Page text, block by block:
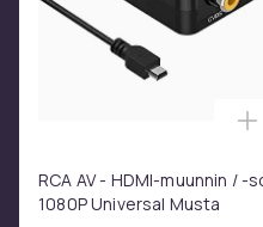
RCA AV - HDMI-muunnin / -
1080P Universal Musta